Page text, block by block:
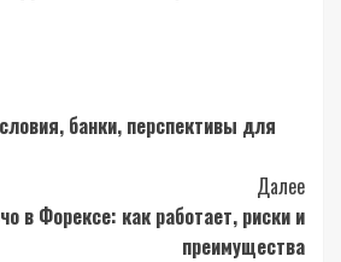
банки, перспективы для
Далее
в Форексе: как работает, риски и
преимущества